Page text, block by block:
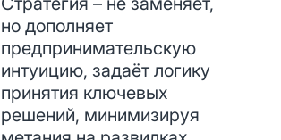
но дополняет
предпринимательскую
интуицию, задаёт логику
принятия ключевых
решений, минимизируя